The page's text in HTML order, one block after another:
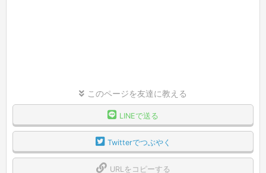
このページを友達に教える
LINEで送る
Twitterでつぶやく
URLをコピーする